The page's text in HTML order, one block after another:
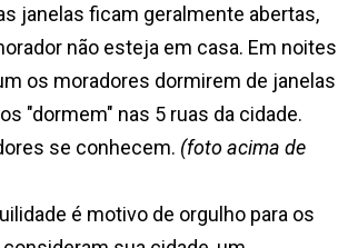
janelas ficam geralmente abertas,
não esteja em casa. Em noites
os moradores dormirem de janelas
"dormem" nas 5 ruas da cidade.
se conhecem. (foto acima de
é motivo de orgulho para os